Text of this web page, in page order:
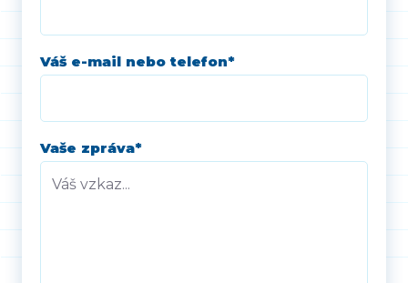
Váš e-mail nebo telefon*
Vaše zpráva*